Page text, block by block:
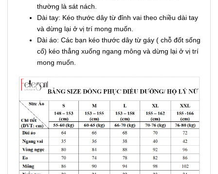
thường là sát nách.
Dài tay: Kéo thước dây từ đỉnh vai theo chiều dài tay
và dừng lại ở vị trí mong muốn.
Dài áo: Các bạn kéo thước dây từ gáy ( chỗ đốt sống
cổ) kéo thẳng xuống ngang mông và dừng lại ở vị trí
mong muốn.